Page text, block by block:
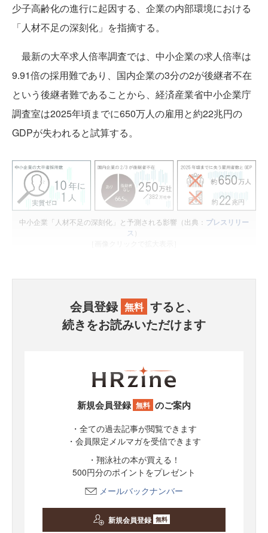
少子高齢化の進行に起因する、企業の内部環境における
「人材不足の深刻化」を指摘する。
最新の大卒求人倍率調査では、中小企業の求人倍率は
9.91倍の採用難であり、国内企業の3分の2が後継者不在
という後継者難であることから、経済産業省中小企業庁
調査室は2025年頃までに650万人の雇用と約22兆円の
GDPが失われると試算する。
中小企業「人材不足の深刻化」と予測される影響（出典： プレスリリー
ス）
会員登録 無料 すると、
続きをお読みいただけます
新規会員登録 無料 のご案内
・全ての過去記事が閲覧できます
・会員限定メルマガを受信できます
・翔泳社の本が買える！
500円分のポイントをプレゼント
メールバックナンバー
新規会員登録 無料